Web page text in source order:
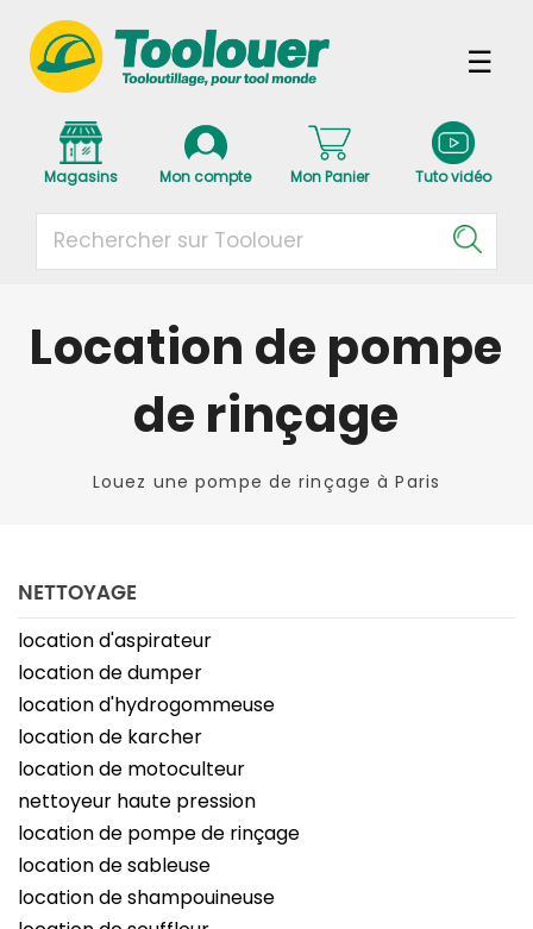
Magasins Mon compte Mon Panier Tuto vidéo
Location de pompe
de rinçage
Louez une pompe de rinçage à Paris
NETTOYAGE
location d'aspirateur
location de dumper
location d'hydrogommeuse
location de karcher
location de motoculteur
nettoyeur haute pression
location de pompe de rinçage
location de sableuse
location de shampouineuse